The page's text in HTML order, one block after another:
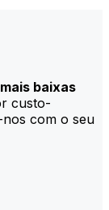
baixas
custo-
com o seu